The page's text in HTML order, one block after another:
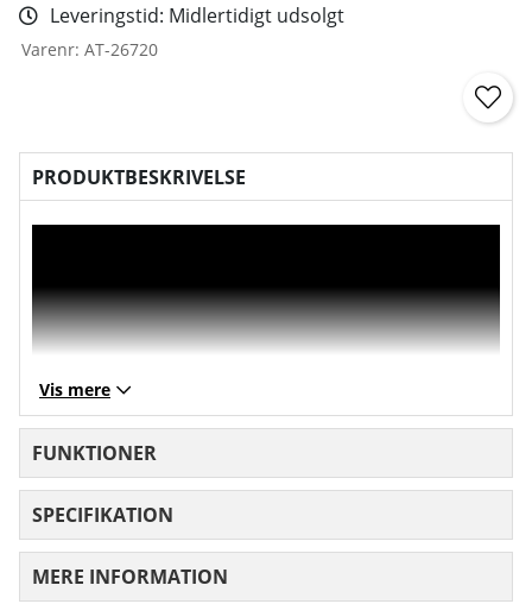
Leveringstid: Midlertidigt udsolgt
Varenr: AT-26720
PRODUKTBESKRIVELSE
Vis mere
FUNKTIONER
SPECIFIKATION
MERE INFORMATION